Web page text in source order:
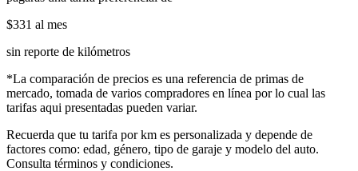
$331 al mes
sin reporte de kilómetros
*La comparación de precios es una referencia de primas de
mercado, tomada de varios compradores en línea por lo cual las
tarifas aqui presentadas pueden variar.
Recuerda que tu tarifa por km es personalizada y depende de
factores como: edad, género, tipo de garaje y modelo del auto.
Consulta términos y condiciones.